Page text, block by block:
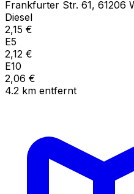
Frankfurter Str. 61, 61206
Diesel
2,15 €
E5
2,12 €
E10
2,06 €
4.2 km entfernt